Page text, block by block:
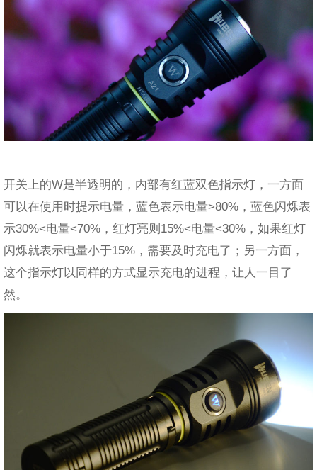
开关上的W是半透明的，内部有红蓝双色指示灯，一方面
可以在使用时提示电量，蓝色表示电量>80%，蓝色闪烁表
示30%<电量<70%，红灯亮则15%<电量<30%，如果红灯
闪烁就表示电量小于15%，需要及时充电了；另一方面，
这个指示灯以同样的方式显示充电的进程，让人一目了
然。